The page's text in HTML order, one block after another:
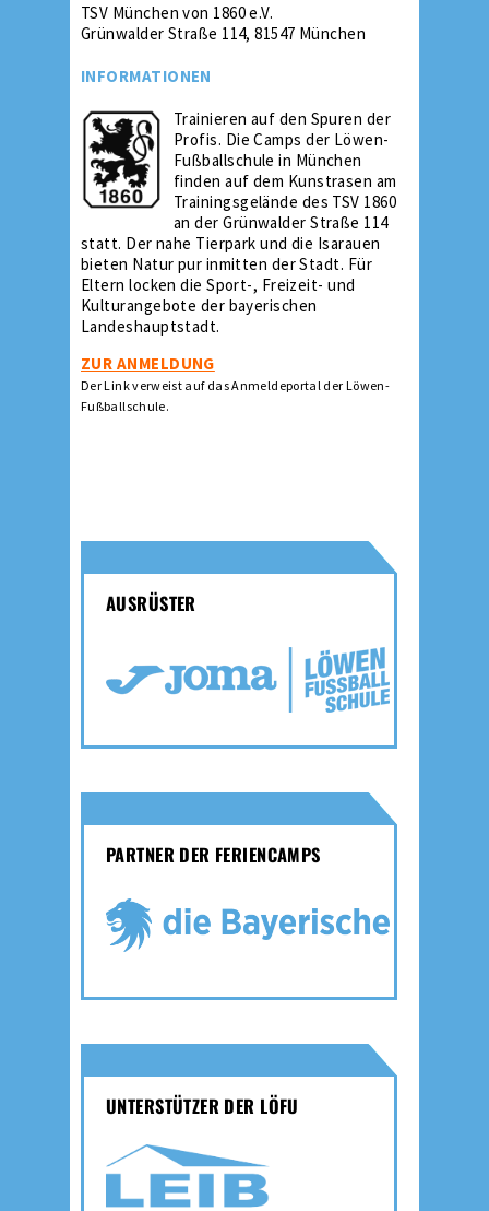
TSV München von 1860 e.V.
Grünwalder Straße 114, 81547 München
INFORMATIONEN
Trainieren auf den Spuren der
Profis. Die Camps der Löwen-
Fußballschule in München
finden auf dem Kunstrasen am
Trainingsgelände des TSV 1860
an der Grünwalder Straße 114
statt. Der nahe Tierpark und die Isarauen
bieten Natur pur inmitten der Stadt. Für
Eltern locken die Sport-, Freizeit- und
Kulturangebote der bayerischen
Landeshauptstadt.
ZUR ANMELDUNG
Der Link verweist auf das Anmeldeportal der Löwen-
Fußballschule.
AUSRÜSTER
PARTNER DER FERIENCAMPS
UNTERSTÜTZER DER LÖFU